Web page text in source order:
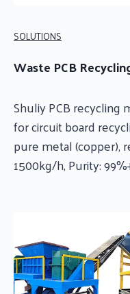
SOLUTIONS
Waste PCB
Shuliy PCB recycling
for circuit board
pure metal (copper),
1500kg/h, Purity: